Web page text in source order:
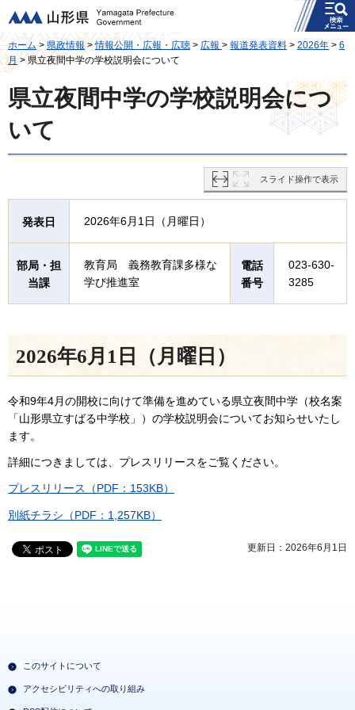
山形県
メニュー
ホーム>県政情報>情報公開・広報・広聴 > 広報 > 報道発表資料 > 2026年 > 6
月> 県立夜間中学の学校説明会について
県立夜間中学の学校説明会につ
いて
スライド操作で表示
発表日 2026年6月1日（月曜日）
部局・担
当課
教育局 義務教育課多様な
学び推進室
電話
番号
023-630-
3285
2026年6月1日（月曜日）
令和9年4月の開校に向けて準備を進めている県立夜間中学（校名案
「山形県立すばる中学校」）の学校説明会についてお知らせいたし
ます。
詳細につきましては、プレスリリースをご覧ください。
プレスリリース（PDF：153KB）
別紙チラシ（PDF：1,257KB）
更新日：2026年6月1日
このサイトについて
アクセシビリティへの取り組み